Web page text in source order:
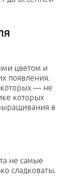
цветом и
появления.
которых — не
которых
в
не самые
сладковаты.